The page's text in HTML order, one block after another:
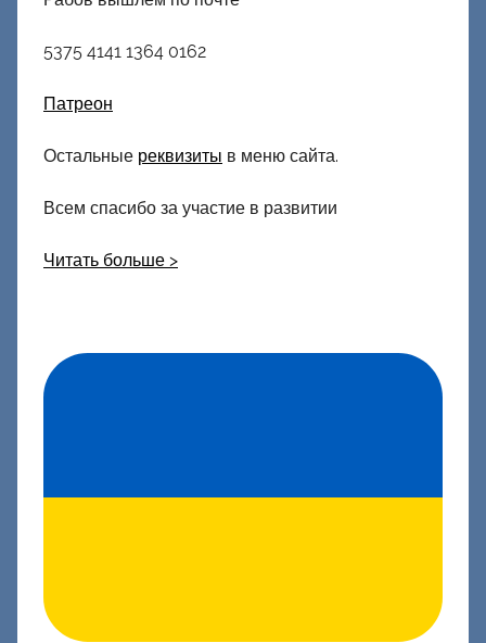
5375 4141 1364 0162
Патреон
Остальные реквизиты в меню сайта.
Всем спасибо за участие в развитии
Читать больше >